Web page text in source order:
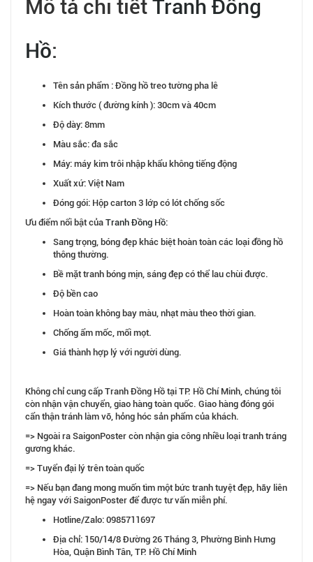
Mô tả chi tiết Tranh Đồng
Hồ:
Tên sản phẩm : Đồng hồ treo tường pha lê
Kích thước ( đường kính ): 30cm và 40cm
Độ dày: 8mm
Màu sắc: đa sắc
Máy: máy kim trôi nhập khẩu không tiếng động
Xuất xứ: Việt Nam
Đóng gói: Hộp carton 3 lớp có lót chống sốc
Ưu điểm nổi bật của Tranh Đồng Hồ:
Sang trọng, bóng đẹp khác biệt hoàn toàn các loại đồng hồ
thông thường.
Bề mặt tranh bóng mịn, sáng đẹp có thể lau chùi được.
Độ bền cao
Hoàn toàn không bay màu, nhạt màu theo thời gian.
Chống ẩm mốc, mối mọt.
Giá thành hợp lý với người dùng.
Không chỉ cung cấp Tranh Đồng Hồ tại TP. Hồ Chí Minh, chúng tôi
còn nhận vận chuyển, giao hàng toàn quốc. Giao hàng đóng gói
cẩn thận tránh làm vỡ, hỏng hóc sản phẩm của khách.
=> Ngoài ra SaigonPoster còn nhận gia công nhiều loại tranh tráng
gương khác.
=> Tuyển đại lý trên toàn quốc
=> Nếu bạn đang mong muốn tìm một bức tranh tuyệt đẹp, hãy liên
hệ ngay với SaigonPoster để được tư vấn miễn phí.
Hotline/Zalo: 0985711697
Địa chỉ: 150/14/8 Đường 26 Tháng 3, Phường Bình Hưng
Hòa, Quận Bình Tân, TP. Hồ Chí Minh